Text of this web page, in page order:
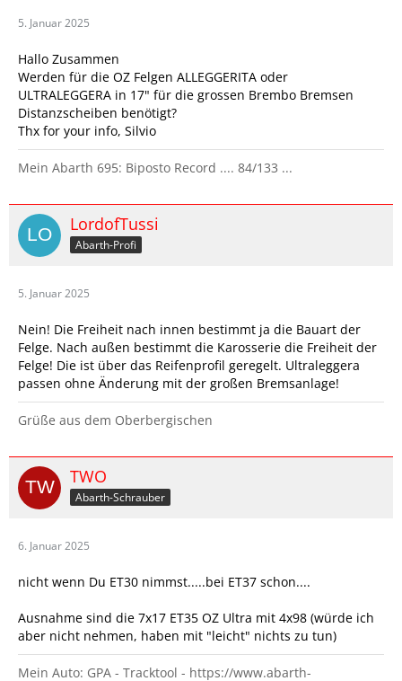
5. Januar 2025
Hallo Zusammen
Werden für die OZ Felgen ALLEGGERITA oder
ULTRALEGGERA in 17" für die grossen Brembo Bremsen
Distanzscheiben benötigt?
Thx for your info, Silvio
Mein Abarth 695: Biposto Record .... 84/133 ...
LordofTussi
Abarth-Profi
5. Januar 2025
Nein! Die Freiheit nach innen bestimmt ja die Bauart der
Felge. Nach außen bestimmt die Karosserie die Freiheit der
Felge! Die ist über das Reifenprofil geregelt. Ultraleggera
passen ohne Änderung mit der großen Bremsanlage!
Grüße aus dem Oberbergischen
TWO
Abarth-Schrauber
6. Januar 2025
nicht wenn Du ET30 nimmst.....bei ET37 schon....
Ausnahme sind die 7x17 ET35 OZ Ultra mit 4x98 (würde ich
aber nicht nehmen, haben mit "leicht" nichts zu tun)
Mein Auto: GPA - Tracktool - https://www.abarth-